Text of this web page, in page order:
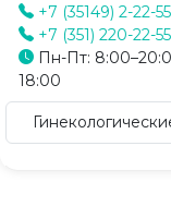
+7 (35149) 2-22-55
+7 (351) 220-22-55
Пн-Пт:
18:00